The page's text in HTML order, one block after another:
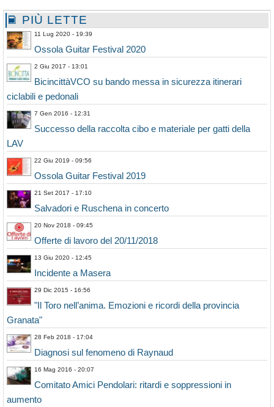
PIÙ LETTE
11 Lug 2020 - 19:39
Ossola Guitar Festival 2020
2 Giu 2017 - 13:01
BicincittàVCO su bando messa in sicurezza itinerari
ciclabili e pedonali
7 Gen 2016 - 12:31
Successo della raccolta cibo e materiale per gatti della
LAV
22 Giu 2019 - 09:56
Ossola Guitar Festival 2019
21 Set 2017 - 17:10
Salvadori e Ruschena in concerto
20 Nov 2018 - 09:45
Offerte di lavoro del 20/11/2018
13 Giu 2020 - 12:45
Incidente a Masera
29 Dic 2015 - 16:56
"Il Toro nell’anima. Emozioni e ricordi della provincia
Granata"
28 Feb 2018 - 17:04
Diagnosi sul fenomeno di Raynaud
16 Mag 2016 - 20:07
Comitato Amici Pendolari: ritardi e soppressioni in
aumento